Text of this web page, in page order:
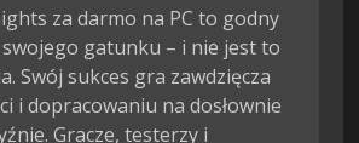
za darmo na PC to godny
gatunku – i nie jest to
Swój sukces gra zawdzięcza
i dopracowaniu na dosłownie
Gracze, testerzy i